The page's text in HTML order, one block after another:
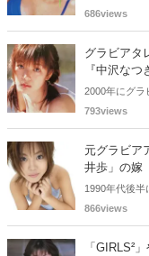
ん。活動期間
686views
グラビアタ
『中沢なつ
2000年にグラ
なつきさん。
793views
元グラビア
井歩」の嫁
1990年代後半
ューした沼尻
866views
「GIRLS²